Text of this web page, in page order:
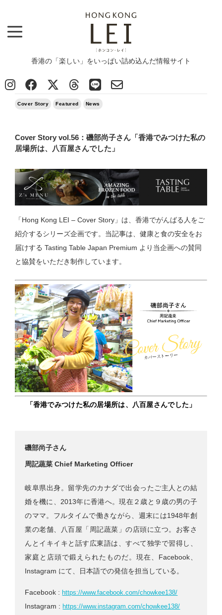
香港の「楽しい」をいっぱい詰め込んだ情報サイト
Column > Cover Story
2023/02/20
Cover Story Featured News
Cover Story vol.56：磯部尚子さん「香港でみつけた私の
居場所は、八百屋さんでした」
「Hong Kong LEI – Cover Story」は、香港でがんばる人をご
紹介するシリーズ企画です。当記事は、健康と食の安全をお
届けする Tasting Table Japan Premium より当企画への賛同
と協賛をいただき制作しています。
「香港でみつけた私の居場所は、八百屋さんでした」
磯部尚子さん
周記蔬菜 Chief Marketing Officer
岐阜県出身。留学先のカナダで出会ったご主人との結
婚を機に、2013年に香港へ。現在２歳と９歳の男の子
のママ。フルタイムで働きながら、週末には1948年創
業の老舗、八百屋「周記蔬菜」の店頭に立つ。お客さ
んとイキイキと話す広東語は、すべて独学で習得し、
家庭と店頭で鍛えられたものだ。現在、Facebook、
Instagram にて、日本語での発信を担当している。
Facebook : https://www.facebook.com/chowkee138/
Instagram : https://www.instagram.com/chowkee138/